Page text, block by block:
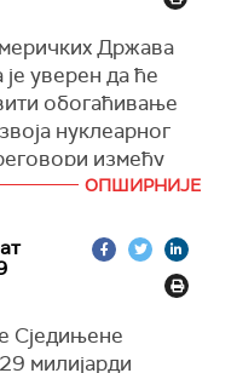
без одобрења
команде Тим
заАл
у Ормуском
бродове и
Држава
уверен да ће
обогаћивање
нуклеарног
између
нису донели
рекао је Трамп у
The Morning",
на питање да ли
да развија
ОПШИРНИЈЕ
Сједињене
милијарди